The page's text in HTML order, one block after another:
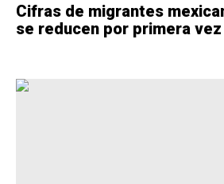
Cifras de migrantes
se reducen por primera